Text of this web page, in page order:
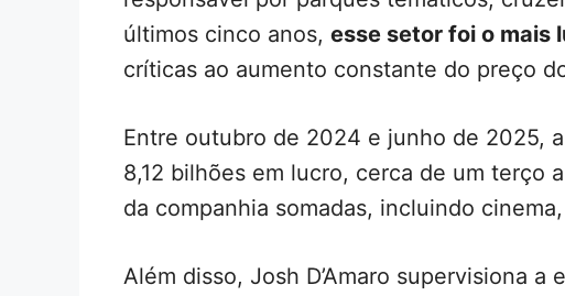
últimos cinco anos, esse setor foi o mais
críticas ao aumento constante do preço
Entre outubro de 2024 e junho de 2025,
8,12 bilhões em lucro, cerca de um terço
da companhia somadas, incluindo
Além disso, Josh D’Amaro supervisiona